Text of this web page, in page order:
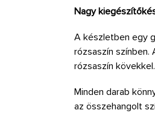
Nagy
A készletben egy
rózsaszín színben.
rózsaszín
Minden darab
az összehangolt